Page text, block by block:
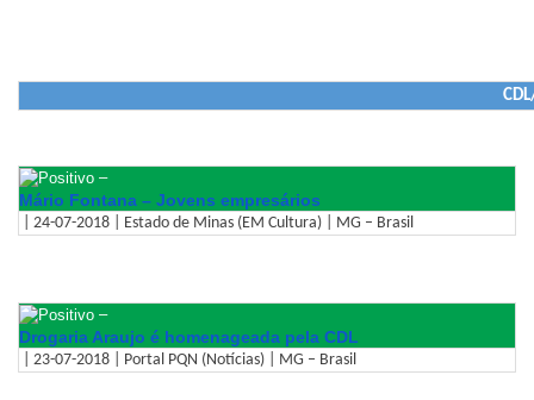
–
Mário Fontana – Jovens empresários
| 24-07-2018 | Estado de Minas (EM Cultura) | MG – Brasil
–
Drogaria Araujo é homenageada pela CDL
| 23-07-2018 | Portal PQN (Notícias) | MG – Brasil